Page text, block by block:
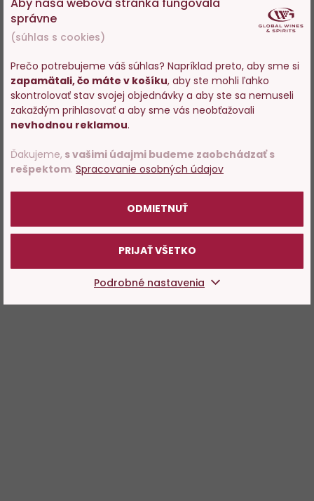
správne
(súhlas s cookies)
Prečo potrebujeme váš súhlas? Napríklad preto, aby sme si
zapamätali, čo máte v košíku, aby ste mohli ľahko
skontrolovať stav svojej objednávky a aby ste sa nemuseli
zakaždým prihlasovať a aby sme vás neobťažovali
nevhodnou reklamou.
Ďakujeme, s vašimi údajmi budeme zaobchádzať s
rešpektom. Spracovanie osobných údajov
ODMIETNUŤ
PRIJAŤ VŠETKO
Podrobné nastavenia
Vstupujete na stránky s
predajom alkoholu. Prosím
potvrďte, že Vám už bolo 18